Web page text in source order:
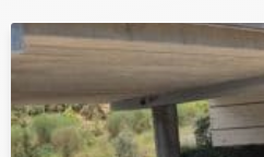
במייל ושימוש בפרטים בהתאם